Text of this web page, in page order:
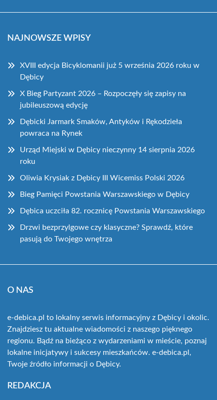
NAJNOWSZE WPISY
XVIII edycja Bicyklomanii już 5 września 2026 roku w
Dębicy
X Bieg Partyzant 2026 – Rozpoczęły się zapisy na
jubileuszową edycję
Dębicki Jarmark Smaków, Antyków i Rękodzieła
powraca na Rynek
Urząd Miejski w Dębicy nieczynny 14 sierpnia 2026
roku
Oliwia Krysiak z Dębicy III Wicemiss Polski 2026
Bieg Pamięci Powstania Warszawskiego w Dębicy
Dębica uczciła 82. rocznicę Powstania Warszawskiego
Drzwi bezprzylgowe czy klasyczne? Sprawdź, które
pasują do Twojego wnętrza
O NAS
e-debica.pl to lokalny serwis informacyjny z Dębicy i okolic.
Znajdziesz tu aktualne wiadomości z naszego pięknego
regionu. Bądź na bieżąco z wydarzeniami w mieście, poznaj
lokalne inicjatywy i sukcesy mieszkańców. e-debica.pl,
Twoje źródło informacji o Dębicy.
REDAKCJA